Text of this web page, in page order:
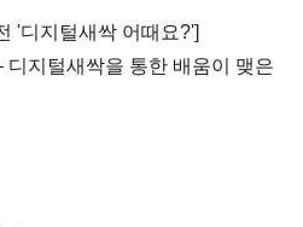
'디지털새싹 어때요?']
디지털새싹을 통한 배움이 맺은